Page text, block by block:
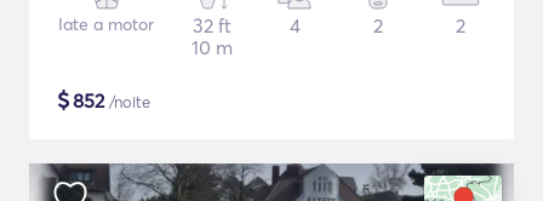
Iate a motor
32 ft
10 m
4 2 2
$852/noite